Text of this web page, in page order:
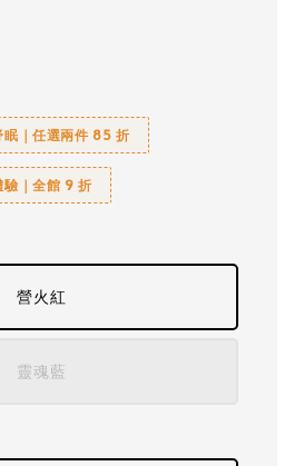
眠｜任選兩件 85 折
驗｜全館 9 折
營火紅
靈魂藍